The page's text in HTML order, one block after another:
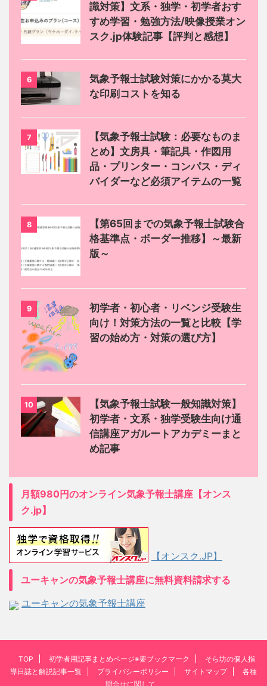
識対策】文系・独学・初学者おす
すめ学習・勉強方法/映像授業オン
スク.jp体験記事【評判と感想】
6
気象予報士試験対策にかかる莫大
な印刷コストを知る
7
【気象予報士試験：必要なものま
とめ】文房具・筆記具・作図用
品・プリンター・コンパス・ディ
バイダーなど必須アイテムの一覧
8
【第65回までの気象予報士試験合
格基準点・ボーダー推移】～最新
版～
9
初学者・初心者・リベンジ受験生
向け！対策方法の一覧と比較【学
習の始め方・対策の選び方】
10
【気象予報士試験一般知識対策】
初学者・文系・独学受験生向け通
信講座アガルートアカデミーまと
め記事
月額980円のオンライン気象予報士講座【オンス
ク.jp】
【オンスク.JP】
ユーキャンの気象予報士講座に無料資料請求する
ユーキャンの気象予報士講座
TOP 初学者用記事まとめページ※要ブックマーク
そら坊の個人指
導日誌と解説記事一覧
プライバシーポリシー サイトマップ
各種
問合せに関して